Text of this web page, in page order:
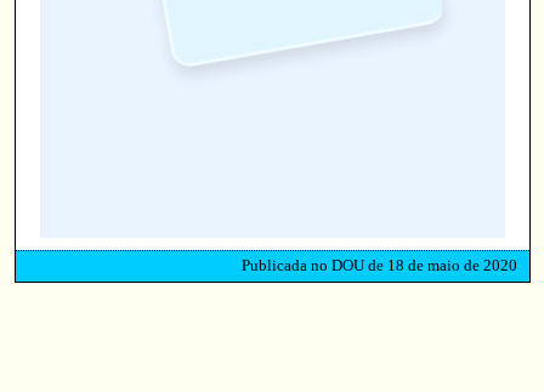
Publicada no DOU de 18 de maio de 2020